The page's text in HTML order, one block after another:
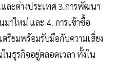
ละต่างประเทศ 3.การพัฒนา
าใหม่ และ 4. การเข้าซื้อ
รียมพร้อมรับมือกับความเสี่ยง
นธุรกิจอยู่ตลอดเวลา ทั้งใน